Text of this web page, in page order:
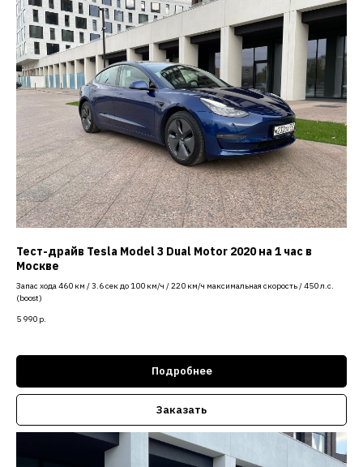
Тест-драйв Tesla Model 3 Dual Motor 2020 на 1 час в
Москве
Запас хода 460 км / 3.6 сек до 100 км/ч / 220 км/ч максимальная скорость / 450 л.с.
(boost)
5 990 р.
Подробнее
Заказать